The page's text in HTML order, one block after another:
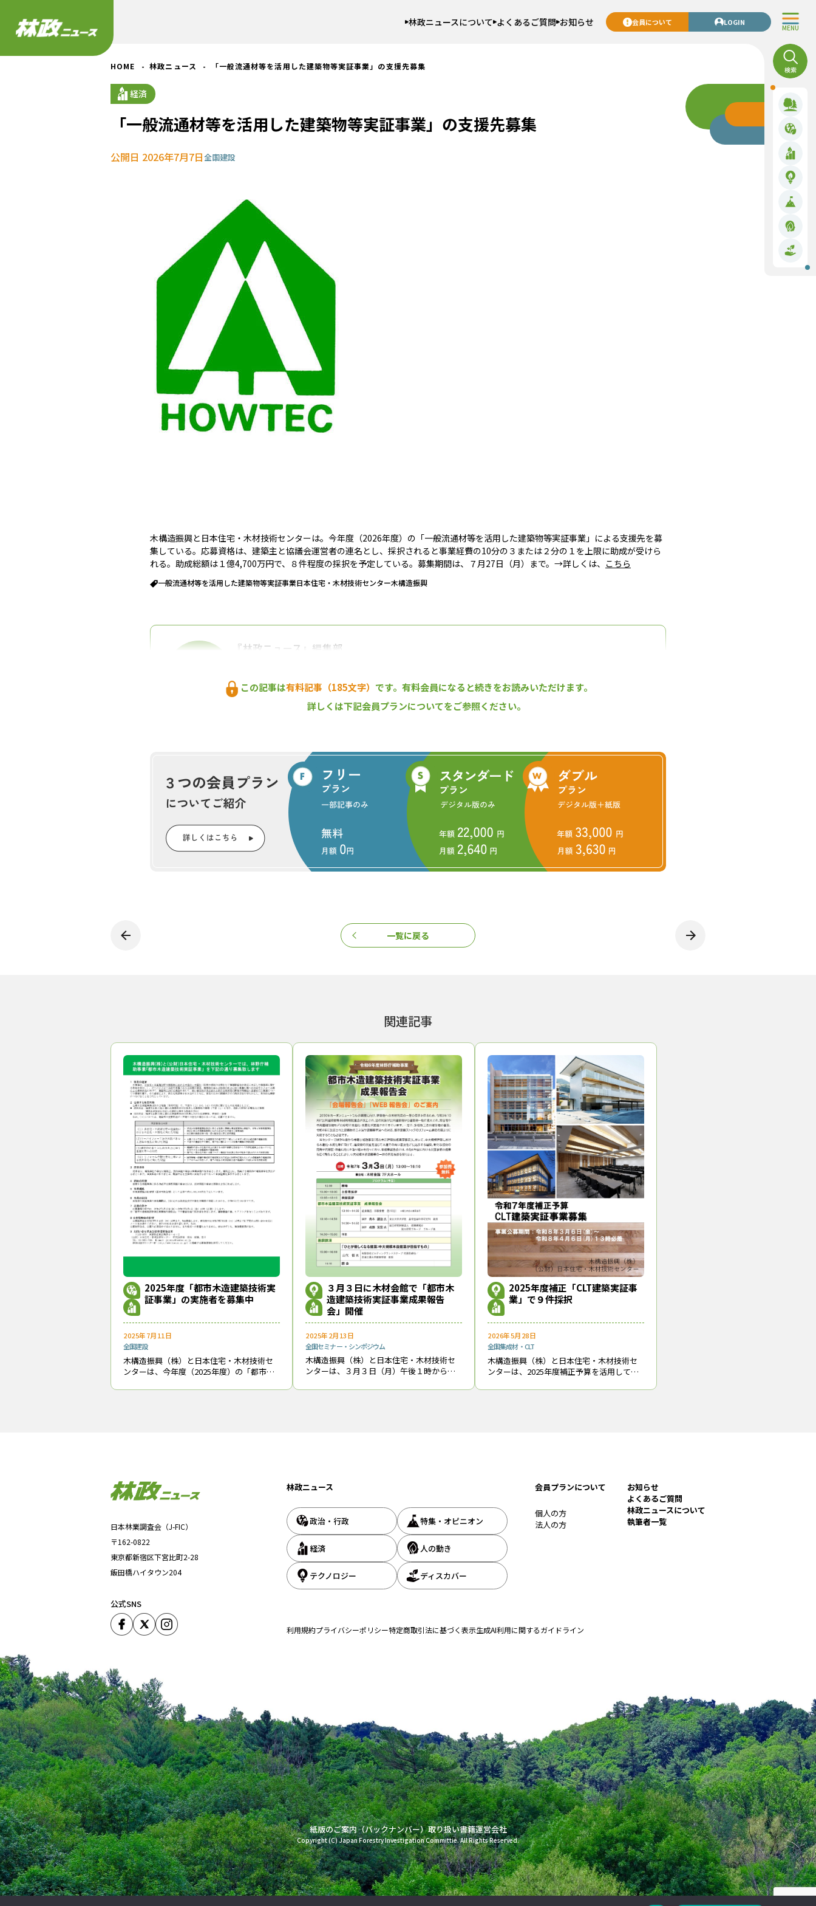
MENU
林政ニュースについて よくあるご質問 お知らせ 会員について LOGIN
HOME 林政ニュース 「一般流通材等を活用した建築物等実証事業」の支援先募集
経済
「一般流通材等を活用した建築物等実証事業」の支援先募集
公開日 2026年7月7日全国建設
木構造振興と日本住宅・木材技術センターは。今年度（2026年度）の「一般流通材等を活用した建築物等実証事業」による支援先を募
集している。応募資格は、建築主と協議会運営者の連名とし、採択されると事業経費の10分の３または２分の１を上限に助成が受けら
れる。助成総額は１億4,700万円で、８件程度の採択を予定している。募集期間は、７月27日（月）まで。→詳しくは、 こちら
一般流通材等を活用した建築物等実証事業日本住宅・木材技術センター木構造振興
『林政ニュース』編集部
耳寄り情報をお届けしてまいります。
この記事をシェアする
この記事は有料記事（185文字） です。 有料会員になると続きをお読みいただけます。
詳しくは下記会員プランについてをご参照ください。
一覧に戻る
関連記事
2025年度「都市木造建築技術実
証事業」の実施者を募集中
2025年7月11日
全国建設
木構造振興（株）と日本住宅・木材技術セ
ンターは、今年度（2025年度）の「都市木
の実施者を募集している。先駆的な非住
３月３日に木材会館で「都市木
造建築技術実証事業成果報告
会」開催
2025年2月13日
全国セミナー・シンポジウム
木構造振興（株）と日本住宅・木材技術セ
ンターは、３月３日（月）午後１時から東
度）の「都市木造建築技術実証事業成果報
2025年度補正「CLT建築実証事
業」で９件採択
2026年5月28日
全国集成材・CLT
木構造振興（株）と日本住宅・木材技術セ
ンターは、2025年度補正予算を活用して実
等を決めた。16件の応募があった中から次
日本林業調査会（J-FIC）
〒162-0822
東京都新宿区下宮比町2-28
飯田橋ハイタウン204
公式SNS
林政ニュース
政治・行政 特集・オピニオン
経済 人の動き
テクノロジー ディスカバー
会員プランについて
個人の方
法人の方
お知らせ
よくあるご質問
林政ニュースについて
執筆者一覧
利用規約プライバシーポリシー特定商取引法に基づく表示生成AI利用に関するガイドライン
紙版のご案内（バックナンバー）取り扱い書籍運営会社
Copyright (C) Japan Forestry Investigation Committie. All Rights Reserved.